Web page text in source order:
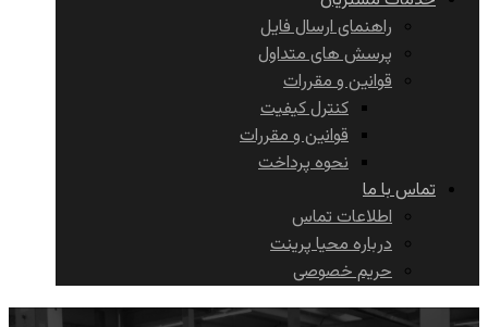
راهنمای ارسال فایل
پرسش های متداول
قوانین و مقررات
کنترل کیفیت
قوانین و مقررات
نحوه پرداخت
تماس با ما
اطلاعات تماس
درباره محیا پرینت
حریم خصوصی